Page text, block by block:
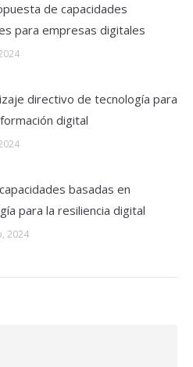
de capacidades
para empresas digitales
directivo de tecnología para
digital
basadas en
para la resiliencia digital
2024